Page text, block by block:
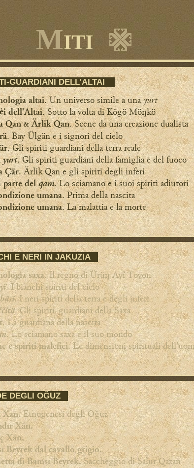
MITI
GUARDIANI DELL'ALTAI
altai. Un universo simile a unayurt
dell'Altai. Sotto la volta di Kögö Möŋkö
Qan&Ärlik Qan. Scene da una creazione dualista
. Bay Ülgän e i signori del cielo
. Gli spiriti guardiani della terra reale
yurt. Gli spiriti guardiani della famiglia e del fuoco
Çär. Ärlik Qan e gli spiriti degli inferi
parte delqam. Lo sciamano e i suoi spiriti adiutori
umana. Prima della nascita
umana. La malattia e la morte
E NERI IN JAKUZIA
saxa. Il regno di Ürüŋ Ay Toyon
. I bianchi spiriti del cielo
. I neri spiriti della terra e degli inferi
. Gli spiriti-guardiani della Saxa
. La guardiana della nascita
. Lo sciamano saxa e il suo mondo
e spiriti malefici. Le dimensioni spirituali
DEGLI OĞUZ
Xan.Etnogenesi degli Oğuz
Xān.
Xān.
Beyrek dal cavallo grigio.
di Bamsı Beyrek.Saccheggio di Salur Qazan